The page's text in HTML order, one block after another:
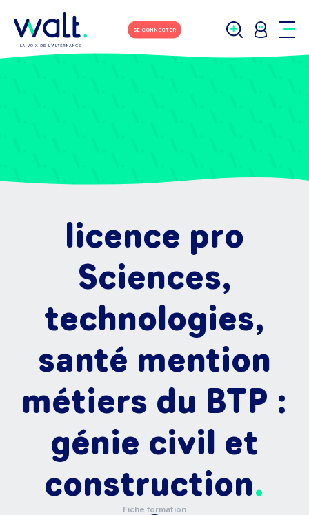
SE CONNECTER
licence pro
Sciences,
technologies,
santé mention
métiers du BTP :
génie civil et
construction
Fiche formation